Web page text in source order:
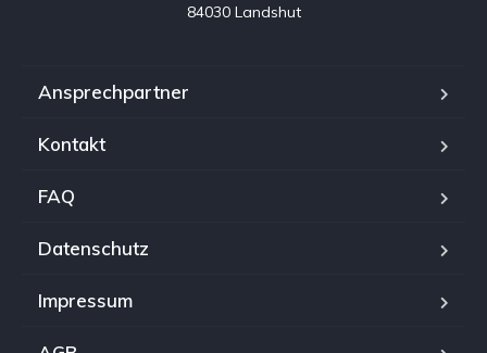
84030 Landshut
Ansprechpartner
Kontakt
FAQ
Datenschutz
Impressum